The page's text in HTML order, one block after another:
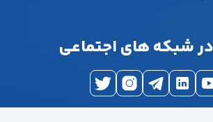
شبکه های اجتماعی